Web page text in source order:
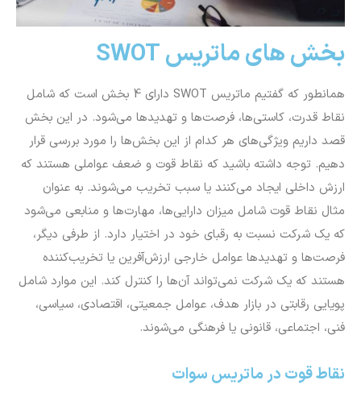
بخش های ماتریس SWOT
همانطور که گفتیم ماتریس SWOT دارای 4 بخش است که شامل
نقاط قدرت، کاستی‌ها، فرصت‌ها و تهدیدها می‌شود. در این بخش
قصد داریم ویژگی‌های هر کدام از این بخش‌ها را مورد بررسی قرار
دهیم. توجه داشته باشید که نقاط قوت و ضعف عواملی هستند که
ارزش داخلی ایجاد می‌کنند یا سبب تخریب می‌شوند. به عنوان
مثال نقاط قوت شامل میزان دارایی‌ها، مهارت‌ها و منابعی می‌شود
که یک شرکت نسبت به رقبای خود در اختیار دارد. از طرفی دیگر،
فرصت‌ها و تهدیدها عوامل خارجی ارزش‌آفرین یا تخریب‌کننده
هستند که یک شرکت نمی‌تواند آن‌ها را کنترل کند. این موارد شامل
پویایی رقابتی در بازار هدف، عوامل جمعیتی، اقتصادی، سیاسی،
فنی، اجتماعی، قانونی یا فرهنگی می‌شوند.
نقاط قوت در ماتریس سوات